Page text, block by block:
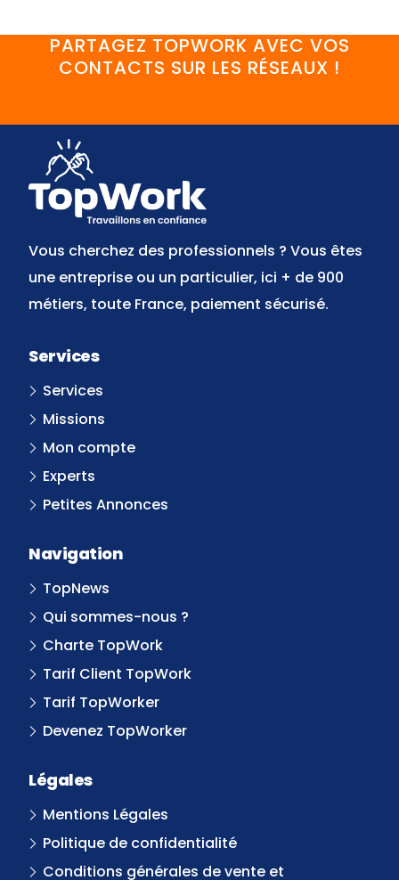
PARTAGEZ TOPWORK AVEC VOS
CONTACTS SUR LES RÉSEAUX !
Vous cherchez des professionnels ? Vous êtes
une entreprise ou un particulier, ici + de 900
métiers, toute France, paiement sécurisé.
Services
Services
Missions
Mon compte
Experts
Petites Annonces
Navigation
TopNews
Qui sommes-nous ?
Charte TopWork
Tarif Client TopWork
Tarif TopWorker
Devenez TopWorker
Légales
Mentions Légales
Politique de confidentialité
Conditions générales de vente et